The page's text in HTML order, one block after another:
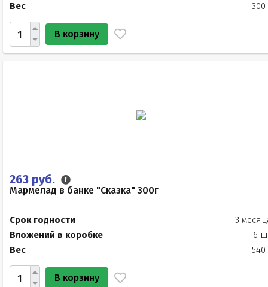
Вес
300
В корзину
263 руб.
Мармелад в банке "Сказка" 300г
Срок годности
3
Вложений в коробке
6
Вес
540
В корзину